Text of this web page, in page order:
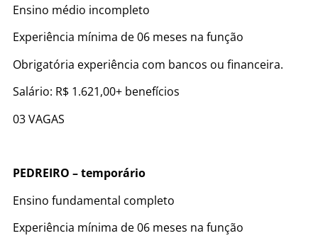
Ensino médio incompleto
Experiência mínima de 06 meses na função
Obrigatória experiência com bancos ou financeira.
Salário: R$ 1.621,00+ benefícios
03 VAGAS
PEDREIRO – temporário
Ensino fundamental completo
Experiência mínima de 06 meses na função